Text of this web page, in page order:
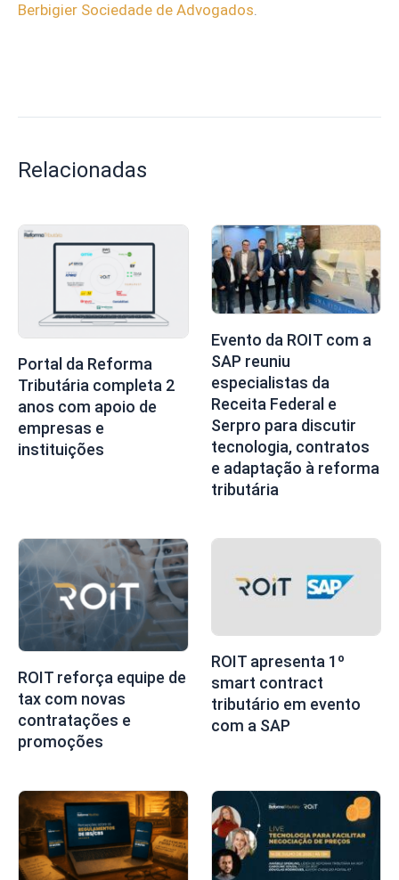
Berbigier Sociedade de Advogados.
Relacionadas
Portal da Reforma
Tributária completa 2
anos com apoio de
empresas e
instituições
Evento da ROIT com a
SAP reuniu
especialistas da
Receita Federal e
Serpro para discutir
tecnologia, contratos
e adaptação à reforma
tributária
ROIT reforça equipe de
tax com novas
contratações e
promoções
ROIT apresenta 1º
smart contract
tributário em evento
com a SAP